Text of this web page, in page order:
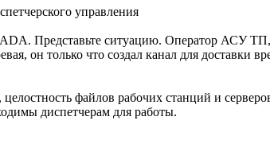
управления
Представьте ситуацию. Оператор АСУ
он только что создал канал для доставки
файлов рабочих станций и
диспетчерам для работы.